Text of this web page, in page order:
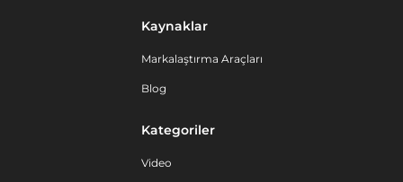
Kaynaklar
Markalaştırma Araçları
Blog
Kategoriler
Video